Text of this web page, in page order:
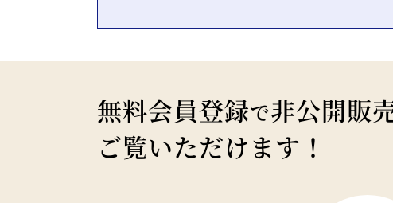
無料会員登録で非公開販
ご覧いただけます！